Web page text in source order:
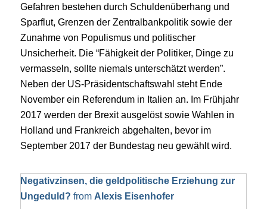
Gefahren bestehen durch Schuldenüberhang und
Sparflut, Grenzen der Zentralbankpolitik sowie der
Zunahme von Populismus und politischer
Unsicherheit. Die “Fähigkeit der Politiker, Dinge zu
vermasseln, sollte niemals unterschätzt werden”.
Neben der US-Präsidentschaftswahl steht Ende
November ein Referendum in Italien an. Im Frühjahr
2017 werden der Brexit ausgelöst sowie Wahlen in
Holland und Frankreich abgehalten, bevor im
September 2017 der Bundestag neu gewählt wird.
Negativzinsen, die geldpolitische Erziehung zur
Ungeduld? from Alexis Eisenhofer